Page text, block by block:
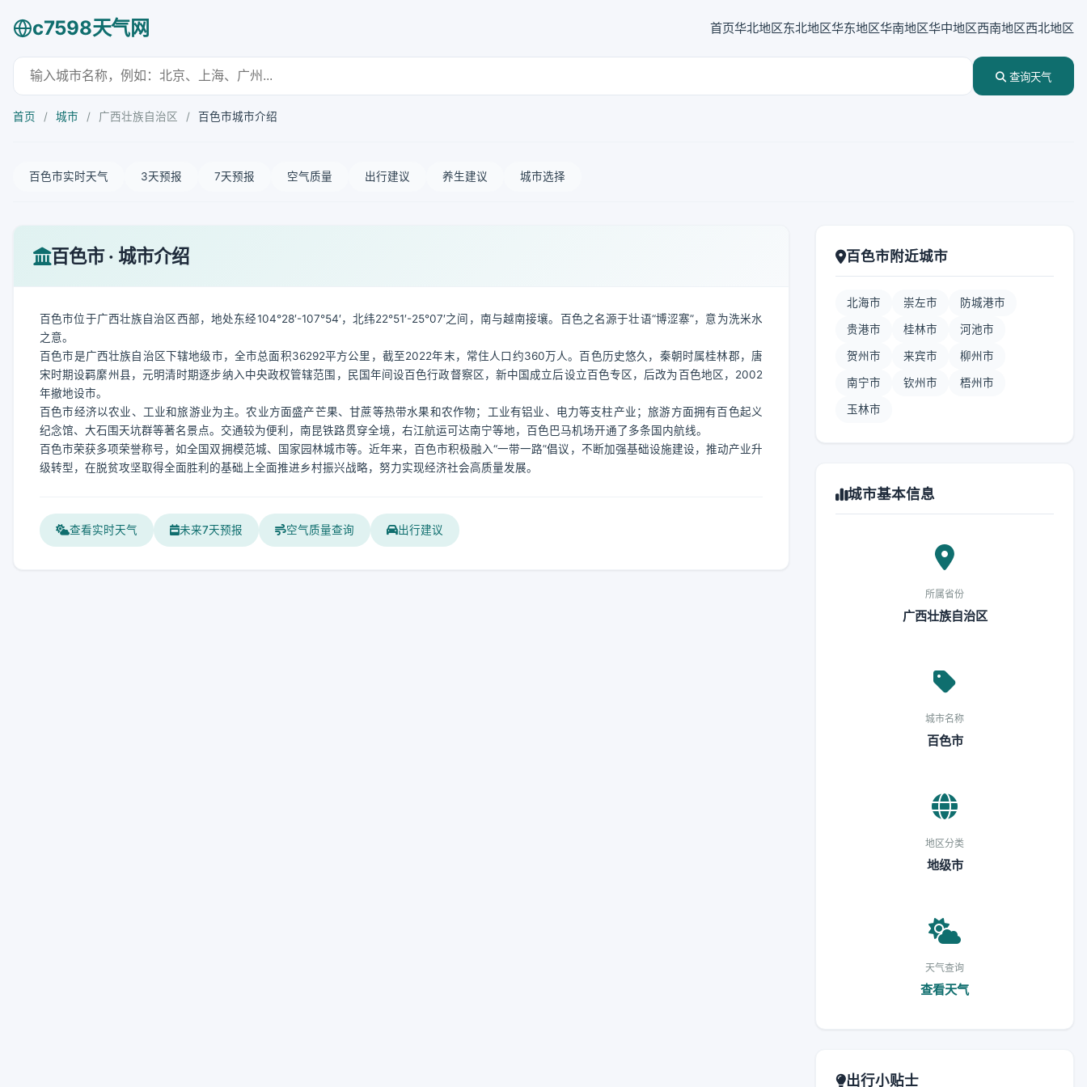
c7598天气网 首页华北地区东北地区华东地区华南地区华中地区西南地区西北地区
查询天气
首页 / 城市 / 广西壮族自治区 / 百色市城市介绍
百色市实时天气 3天预报 7天预报 空气质量 出行建议 养生建议 城市选择
百色市 · 城市介绍
百色市位于广西壮族自治区西部，地处东经104°28′-107°54′，北纬22°51′-25°07′之间，南与越南接壤。百色之名源于壮语“博涩寨”，意为洗米水
之意。
百色市是广西壮族自治区下辖地级市，全市总面积36292平方公里，截至2022年末，常住人口约360万人。百色历史悠久，秦朝时属桂林郡，唐
宋时期设羁縻州县，元明清时期逐步纳入中央政权管辖范围，民国年间设百色行政督察区，新中国成立后设立百色专区，后改为百色地区，2002
年撤地设市。
百色市经济以农业、工业和旅游业为主。农业方面盛产芒果、甘蔗等热带水果和农作物；工业有铝业、电力等支柱产业；旅游方面拥有百色起义
纪念馆、大石围天坑群等著名景点。交通较为便利，南昆铁路贯穿全境，右江航运可达南宁等地，百色巴马机场开通了多条国内航线。
百色市荣获多项荣誉称号，如全国双拥模范城、国家园林城市等。近年来，百色市积极融入“一带一路”倡议，不断加强基础设施建设，推动产业升
级转型，在脱贫攻坚取得全面胜利的基础上全面推进乡村振兴战略，努力实现经济社会高质量发展。
查看实时天气 未来7天预报 空气质量查询 出行建议
百色市附近城市
北海市 崇左市 防城港市
贵港市 桂林市 河池市
贺州市 来宾市 柳州市
南宁市 钦州市 梧州市
玉林市
城市基本信息
所属省份
广西壮族自治区
城市名称
百色市
地区分类
地级市
天气查询
查看天气
出行小贴士